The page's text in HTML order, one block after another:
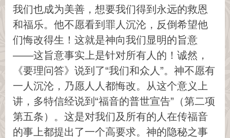
我们也成为美善，想要我们得到永远的救恩
和福乐。他不愿看到罪人沉沦，反倒希望他
们悔改得生！这就是神向我们显明的旨意
——这旨意事实上是针对所有人的！诚然，
《要理问答》说到了“我们和众人”。神不愿有
一人沉沦，乃愿人人都悔改。从这个意义上
讲，多特信经说到“福音的普世宣告”（第二项
第五条）。这是对我们及所有的人在传福音
的事上都提出了一个高要求。神的隐秘之事